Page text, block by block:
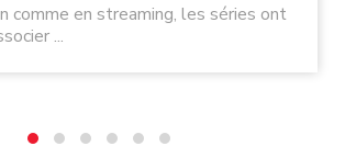
comme en streaming, les séries ont
...